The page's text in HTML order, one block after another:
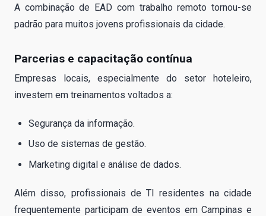
A combinação de EAD com trabalho remoto tornou-se
padrão para muitos jovens profissionais da cidade.
Parcerias e capacitação contínua
Empresas locais, especialmente do setor hoteleiro,
investem em treinamentos voltados a:
Segurança da informação.
Uso de sistemas de gestão.
Marketing digital e análise de dados.
Além disso, profissionais de TI residentes na cidade
frequentemente participam de eventos em Campinas e